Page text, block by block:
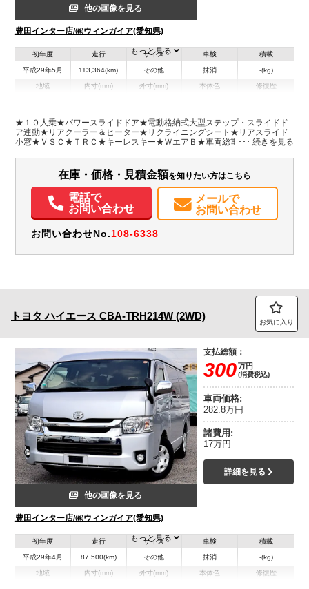
他の画像を見る
豊田インター店/㈱ウィンガイア(愛知県)
初年度
平成29年5月
走行
113,364(km)
サイズ
その他
車検
抹消
積載
-(kg)
地域 内寸(mm) 外寸(mm)
H:2,100
本体色 修復歴
装備情報
もっと見る
★１０人乗★パワースライドドア★電動格納式大型ステップ・スライドド
ア連動★リアクーラー＆ヒーター★リクライニングシート★リアスライド
小窓★ＶＳＣ★ＴＲＣ★キーレスキー★ＷエアＢ★車両総重量２４９０Ｋ
ー
在庫・価格・見積金額を知りたい方はこちら
電話で
お問い合わせ
メールで
お問い合わせ
お問い合わせNo.108-6338
トヨタ ハイエース CBA-TRH214W (2WD) お気に入り
他の画像を見る
豊田インター店/㈱ウィンガイア(愛知県)
支払総額：
300万円
(消費税込)
車両価格:
282.8万円
諸費用:
17万円
詳細を見る
初年度
平成29年4月
走行
87,500(km)
サイズ
その他
車検
抹消
積載
-(kg)
地域 内寸(mm) 外寸(mm) 本体色 修復歴
もっと見る